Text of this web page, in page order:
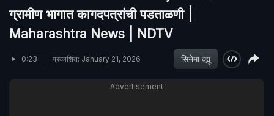
ग्रामीण भागात कागदपत्रांची पडताळणी |
Maharashtra News | NDTV
0:23 प्रकाशित: January 21, 2026 सिनेमा व्ह्यू
Advertisement